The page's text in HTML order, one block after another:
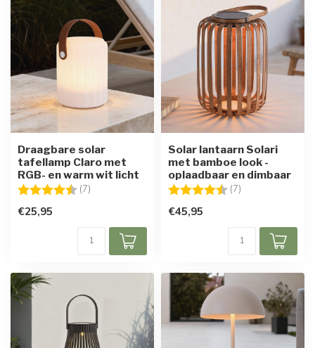
Draagbare solar
tafellamp Claro met
RGB- en warm wit licht
Beoordeling: (7)
€25,95
Solar lantaarn Solari
met bamboe look -
oplaadbaar en dimbaar
Beoordeling: (7)
€45,95